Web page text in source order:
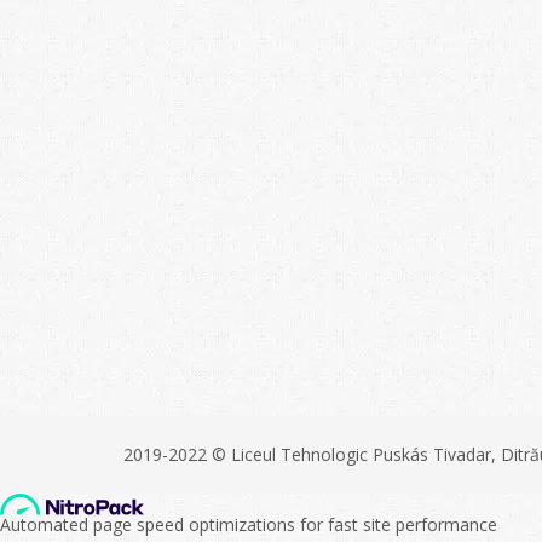
2019-2022 © Liceul Tehnologic Puskás Tivadar,